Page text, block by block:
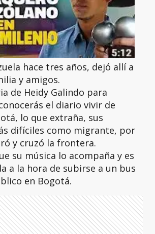
hace tres años, dejó allí a
y amigos.
de Heidy Galindo para
el diario vivir de
lo que extraña, sus
difíciles como migrante, por
y cruzó la frontera.
su música lo acompaña y es
a la hora de subirse a un bus
en Bogotá.